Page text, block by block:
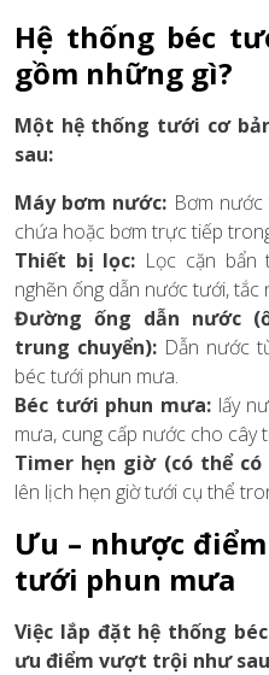
Hệ thống béc
gồm những gì?
Một hệ thống tưới cơ
sau:
Máy bơm nước: Bơm
chứa hoặc bơm trực tiếp
Thiết bị lọc: Lọc cặn
nghẽn ống dẫn nước tưới, tắc
Đường ống dẫn nước
trung chuyển): Dẫn nước
béc tưới phun mưa.
Béc tưới phun mưa:lấy
mưa, cung cấp nước cho cây
Timer hẹn giờ (có thể có
lên lịch hẹn giờ tưới cụ thể
Ưu – nhược
tưới phun mưa
Việc lắp đặt hệ thống
ưu điểm vượt trội như